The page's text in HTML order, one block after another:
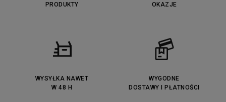
PRODUKTY
OKAZJE
WYSYŁKA NAWET
W 48 H
WYGODNE
DOSTAWY I PŁATNOŚCI